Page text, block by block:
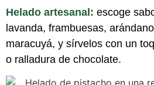
Helado artesanal: escoge
lavanda, frambuesas,
maracuyá, y sírvelos con un
o ralladura de chocolate.